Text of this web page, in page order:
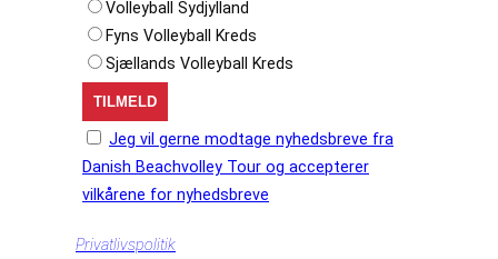
Volleyball Sydjylland
Fyns Volleyball Kreds
Sjællands Volleyball Kreds
Jeg vil gerne modtage nyhedsbreve fra
Danish Beachvolley Tour og accepterer
vilkårene for nyhedsbreve
Privatlivspolitik